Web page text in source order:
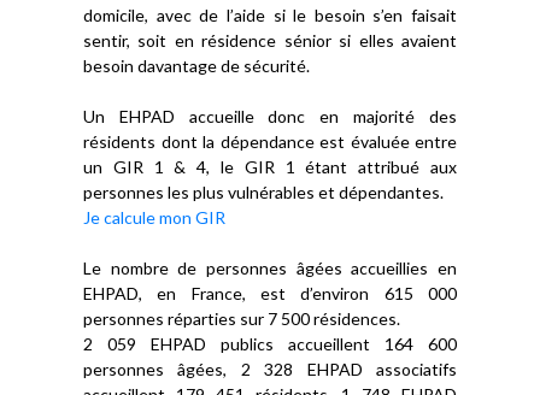
domicile, avec de l’aide si le besoin s’en faisait
sentir, soit en résidence sénior si elles avaient
besoin davantage de sécurité.
Un EHPAD accueille donc en majorité des
résidents dont la dépendance est évaluée entre
un GIR 1 & 4, le GIR 1 étant attribué aux
personnes les plus vulnérables et dépendantes.
Je calcule mon GIR
Le nombre de personnes âgées accueillies en
EHPAD, en France, est d’environ 615 000
personnes réparties sur 7 500 résidences.
2 059 EHPAD publics accueillent 164 600
personnes âgées, 2 328 EHPAD associatifs